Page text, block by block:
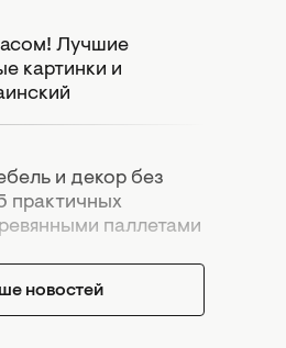
Лучшие
картинки и
и декор без
практичных
паллетами
новостей